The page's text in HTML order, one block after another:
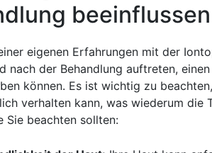
⁣eigenen Erfahrungen mit der‌
nach der Behandlung auftreten,
können. Es ist⁢ wichtig zu
verhalten kann, was wiederum die
Sie⁣ beachten sollten: